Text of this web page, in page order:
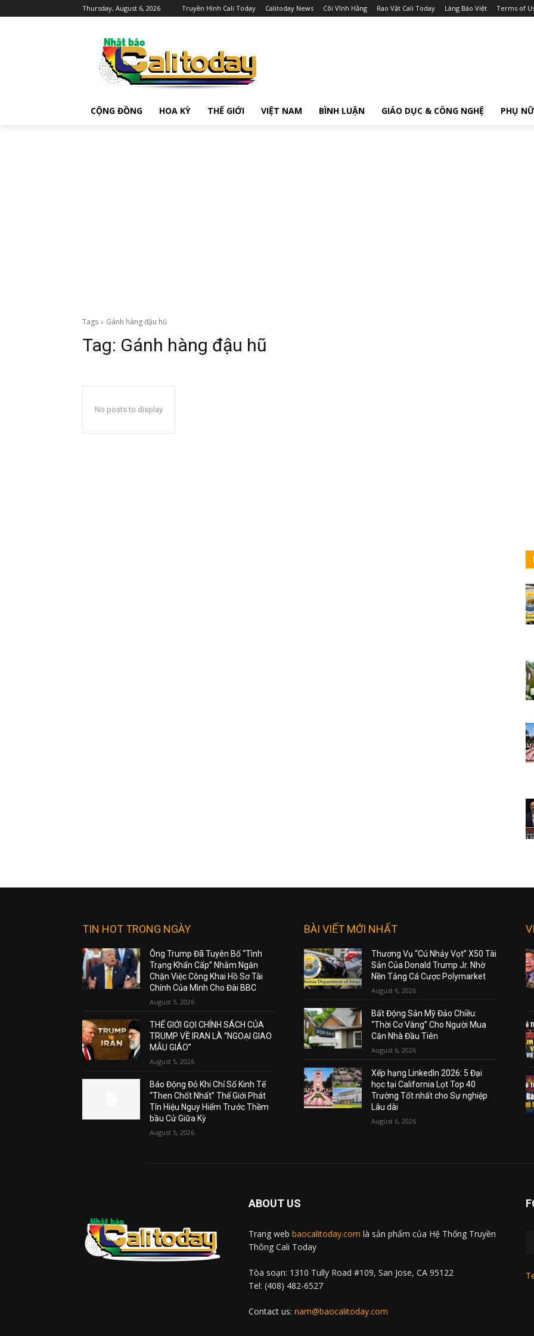
Thursday, August 6, 2026 Truyền Hình Cali Today Calitoday News Cõi Vĩnh Hằng Rao Vặt Cali Today Làng Báo Việt Terms of
CỘNG ĐỒNG HOA KỲ THẾ GIỚI VIỆT NAM BÌNH LUẬN GIÁO DỤC & CÔNG NGHỆ PHỤ NỮ
Tags Gánh hàng đậu hũ
Tag: Gánh hàng đậu hũ
No posts to display
TIN HOT TRONG NGÀY
Ông Trump Đã Tuyên Bố “Tình
Trạng Khẩn Cấp” Nhằm Ngăn
Chặn Việc Công Khai Hồ Sơ Tài
Chính Của Mình Cho Đài BBC
August 5, 2026
THẾ GIỚI GỌI CHÍNH SÁCH CỦA
TRUMP VỀ IRAN LÀ “NGOẠI GIAO
MẪU GIÁO”
August 5, 2026
Báo Động Đỏ Khi Chỉ Số Kinh Tế
“Then Chốt Nhất” Thế Giới Phát
Tín Hiệu Nguy Hiểm Trước Thềm
bầu Cử Giữa Kỳ
August 5, 2026
BÀI VIẾT MỚI NHẤT
Thương Vụ “Cú Nhảy Vọt” X50 Tài
Sản Của Donald Trump Jr. Nhờ
Nền Tảng Cá Cược Polymarket
August 6, 2026
Bất Động Sản Mỹ Đảo Chiều:
“Thời Cơ Vàng” Cho Người Mua
Căn Nhà Đầu Tiên
August 6, 2026
Xếp hạng LinkedIn 2026: 5 Đại
học tại California Lọt Top 40
Trường Tốt nhất cho Sự nghiệp
Lâu dài
August 6, 2026
ABOUT US
Trang web baocalitoday.com là sản phẩm của Hệ Thống Truyền
Thông Cali Today
Tòa soạn: 1310 Tully Road #109, San Jose, CA 95122
Tel: (408) 482-6527
Contact us: nam@baocalitoday.com